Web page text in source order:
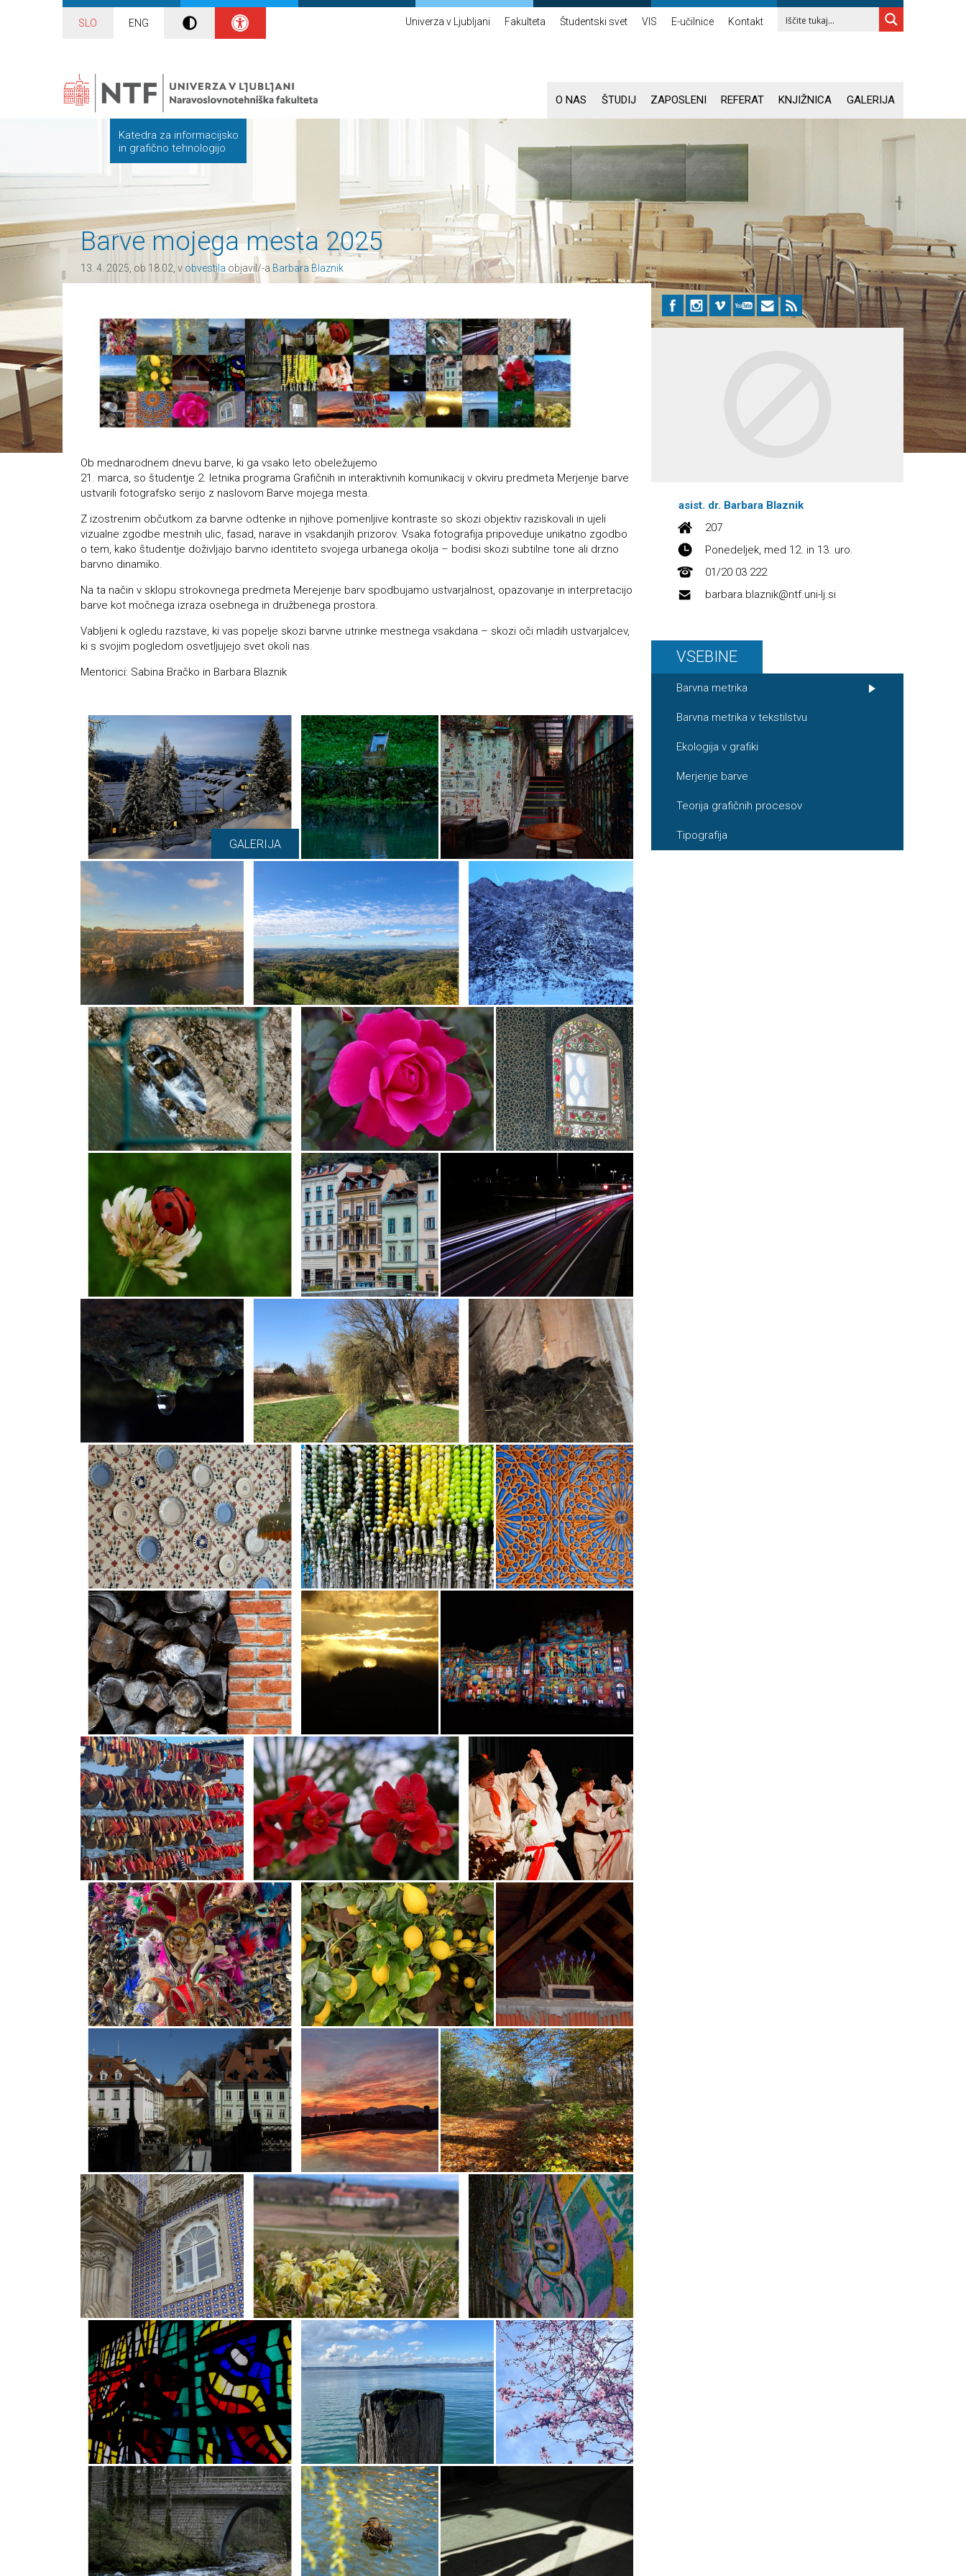
SLO ENG Univerza v Ljubljani Fakulteta Študentski svet VIS E-učilnice Kontakt
Katedra za informacijsko
in grafično tehnologijo
O NAS ŠTUDIJ ZAPOSLENI REFERAT KNJIŽNICA GALERIJA
Barve mojega mesta 2025
13. 4. 2025, ob 18.02, v obvestila objavil/-a Barbara Blaznik
Ob mednarodnem dnevu barve, ki ga vsako leto obeležujemo
21. marca, so študentje 2. letnika programa Grafičnih in interaktivnih komunikacij v okviru predmeta Merjenje barve
ustvarili fotografsko serijo z naslovom Barve mojega mesta.
Z izostrenim občutkom za barvne odtenke in njihove pomenljive kontraste so skozi objektiv raziskovali in ujeli
vizualne zgodbe mestnih ulic, fasad, narave in vsakdanjih prizorov. Vsaka fotografija pripoveduje unikatno zgodbo
o tem, kako študentje doživljajo barvno identiteto svojega urbanega okolja – bodisi skozi subtilne tone ali drzno
barvno dinamiko.
Na ta način v sklopu strokovnega predmeta Merejenje barv spodbujamo ustvarjalnost, opazovanje in interpretacijo
barve kot močnega izraza osebnega in družbenega prostora.
Vabljeni k ogledu razstave, ki vas popelje skozi barvne utrinke mestnega vsakdana – skozi oči mladih ustvarjalcev,
ki s svojim pogledom osvetljujejo svet okoli nas.
Mentorici: Sabina Bračko in Barbara Blaznik
GALERIJA
asist. dr. Barbara Blaznik
207
Ponedeljek, med 12. in 13. uro.
01/20 03 222
barbara.blaznik@ntf.uni-lj.si
VSEBINE
Barvna metrika
Barvna metrika v tekstilstvu
Ekologija v grafiki
Merjenje barve
Teorija grafičnih procesov
Tipografija